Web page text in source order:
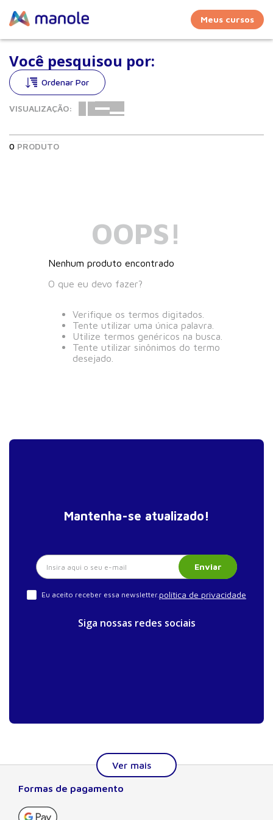
Meus cursos
Você pesquisou por:
VISUALIZAÇÃO:
0 PRODUTO
OOPS!
Nenhum produto encontrado
O que eu devo fazer?
Verifique os termos digitados.
Tente utilizar uma única palavra.
Utilize termos genéricos na busca.
Tente utilizar sinônimos do termo
desejado.
Mantenha-se atualizado!
Enviar
Eu aceito receber essa newsletter.política de privacidade
Siga nossas redes sociais
Formas de pagamento